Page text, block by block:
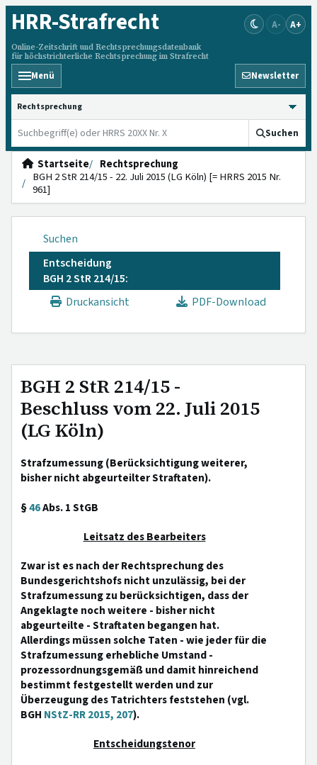
HRR-Strafrecht
Online-Zeitschrift und Rechtsprechungsdatenbank
für höchstrichterliche Rechtsprechung im Strafrecht
A- A+
Menü Newsletter
HRRS durchsuchen
Suchen
Startseite
Rechtsprechung
BGH 2 StR 214/15 - 22. Juli 2015 (LG Köln) [= HRRS 2015 Nr.
961]
Suchen
Entscheidung
BGH 2 StR 214/15:
Druckansicht
PDF-Download
BGH 2 StR 214/15 -
Beschluss vom 22. Juli 2015
(LG Köln)
Strafzumessung (Berücksichtigung weiterer,
bisher nicht abgeurteilter Straftaten).
§46Abs. 1 StGB
Leitsatz des Bearbeiters
Zwar ist es nach der Rechtsprechung des
Bundesgerichtshofs nicht unzulässig, bei der
Strafzumessung zu berücksichtigen, dass der
Angeklagte noch weitere - bisher nicht
abgeurteilte - Straftaten begangen hat.
Allerdings müssen solche Taten - wie jeder für die
Strafzumessung erhebliche Umstand -
prozessordnungsgemäß und damit hinreichend
bestimmt festgestellt werden und zur
Überzeugung des Tatrichters feststehen (vgl.
BGH NStZ-RR 2015, 207).
Entscheidungstenor